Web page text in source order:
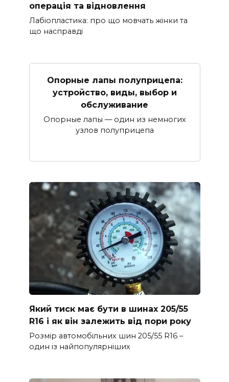
операція та відновлення
Лабіопластика: про що мовчать жінки та
що насправді
Опорные лапы полуприцепа:
устройство, виды, выбор и
обслуживание
Опорные лапы — один из немногих
узлов полуприцепа
Який тиск має бути в шинах 205/55
R16 і як він залежить від пори року
Розмір автомобільних шин 205/55 R16 –
один із найпопулярніших